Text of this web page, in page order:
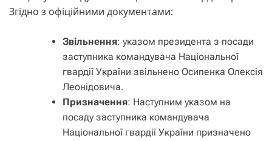
Згідно з офіційними документами:
Звільнення: указом президента з посади
заступника командувача Національної
гвардії України звільнено Осипенка Олексія
Леонідовича.
Призначення: Наступним указом на
посаду заступника командувача
Національної гвардії України призначено